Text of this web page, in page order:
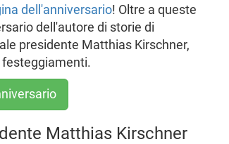
dell'anniversario! Oltre a queste
dell'autore di storie di
presidente Matthias Kirschner,
festeggiamenti.
Matthias Kirschner